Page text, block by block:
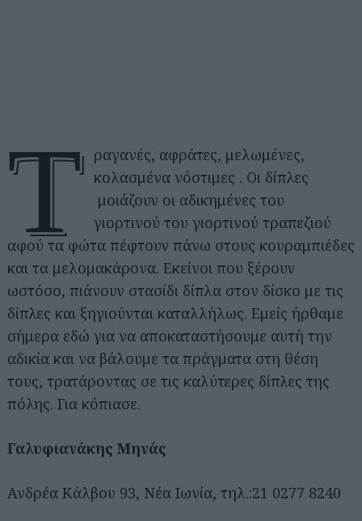
Τ
ραγανές, αφράτες, μελωμένες,
κολασμένα νόστιμες . Οι δίπλες
μοιάζουν οι αδικημένες του
γιορτινού του γιορτινού τραπεζιού
αφού τα φώτα πέφτουν πάνω στους κουραμπιέδες
και τα μελομακάρονα. Εκείνοι που ξέρουν
ωστόσο, πιάνουν στασίδι δίπλα στον δίσκο με τις
δίπλες και ξηγιούνται καταλλήλως. Εμείς ήρθαμε
σήμερα εδώ για να αποκαταστήσουμε αυτή την
αδικία και να βάλουμε τα πράγματα στη θέση
τους, τρατάροντας σε τις καλύτερες δίπλες της
πόλης. Για κόπιασε.
Γαλυφιανάκης Μηνάς
Ανδρέα Κάλβου 93, Νέα Ιωνία, τηλ.:21 0277 8240